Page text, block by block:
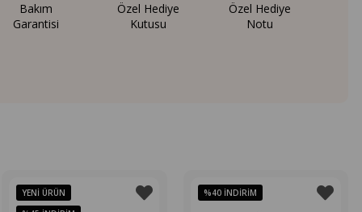
Bakım
Garantisi
Özel Hediye
Kutusu
Özel Hediye
Notu
YENI ÜRÜN
%40 İNDIRIM